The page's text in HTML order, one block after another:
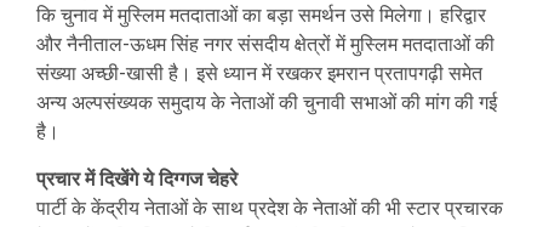
कि चुनाव में मुस्लिम मतदाताओं का बड़ा समर्थन उसे मिलेगा। हरिद्वार
और नैनीताल-ऊधम सिंह नगर संसदीय क्षेत्रों में मुस्लिम मतदाताओं की
संख्या अच्छी-खासी है। इसे ध्यान में रखकर इमरान प्रतापगढ़ी समेत
अन्य अल्पसंख्यक समुदाय के नेताओं की चुनावी सभाओं की मांग की गई
है।
प्रचार में दिखेंगे ये दिग्गज चेहरे
पार्टी के केंद्रीय नेताओं के साथ प्रदेश के नेताओं की भी स्टार प्रचारक